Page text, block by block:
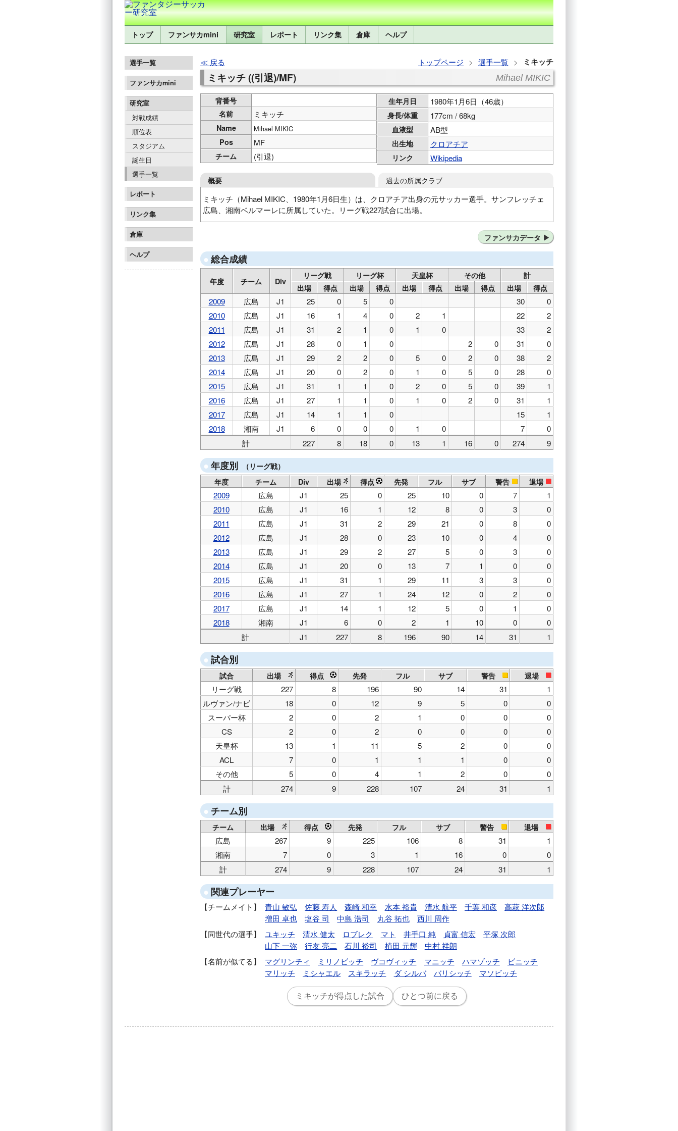
トップ ファンサカmini 研究室 レポート リンク集 倉庫 ヘルプ
選手一覧
ファンサカmini
研究室
対戦成績
順位表
スタジアム
誕生日
選手一覧
レポート
リンク集
倉庫
ヘルプ
戻る トップページ 選手一覧 ミキッチ
ミキッチ ((引退)/MF) Mihael MIKIC
背番号
名前
ミキッチ
Name Mihael MIKIC
Pos MF
チーム (引退)
生年月日 1980年1月6日（46歳）
身長/体重 177cm / 68kg
血液型 AB型
出生地 クロアチア
リンク Wikipedia
概要
ミキッチ（Mihael MIKIC、1980年1月6日生）は、クロアチア出身の元サッカー選手。サンフレッチェ
広島、湘南ベルマーレに所属していた。リーグ戦227試合に出場。
過去の所属クラブ
ディナモ ザグレブ（クロアチア）
サンフレッチェ広島
湘南ベルマーレ
ファンサカデータ
総合成績
年度 チーム Div
リーグ戦 リーグ杯 天皇杯 その他
計
出場
得点 出場 得点 出場 得点 出場 得点 出場 得点
2009 広島 J1 25 0 5 0 30
0
2010
広島 J1 16 1 4 0 2 1 22
2
2011
広島 J1 31 2 1 0 1 0 33
2
2012
広島 J1 28 0 1 0 2 0 31
0
2013
広島 J1 29 2 2 0 5 0 2 0 38
2
2014
広島 J1 20 0 2 0 1 0 5 0 28
0
2015
広島 J1 31 1 1 0 2 0 5 0 39
1
2016
広島 J1 27 1 1 0 1 0 2 0 31
1
2017
広島 J1 14 1 1 0 15
1
2018
湘南 J1 6 0 0 0 1 0 7
0
計
227 8 18 0 13 1 16 0 274 9
年度別
（リーグ戦）
年度
チーム Div 出場 得点 先発 フル サブ 警告 退場
2009 広島 J1 25 0 25 10 0 7
1
2010
広島 J1 16 1 12 8 0 3
0
2011
広島 J1 31 2 29 21 0 8
0
2012
広島 J1 28 0 23 10 0 4
0
2013
広島 J1 29 2 27 5 0 3
0
2014
広島 J1 20 0 13 7 1 0
0
2015
広島 J1 31 1 29 11 3 3
0
2016
広島 J1 27 1 24 12 0 2
0
2017
広島 J1 14 1 12 5 0 1
0
2018
湘南 J1 6 0 2 1 10 0
0
計
J1 227 8 196 90 14 31 1
試合別
試合 出場 得点 先発 フル サブ 警告 退場
リーグ戦 227 8 196 90 14 31
1
ルヴァン/ナビ
18 0 12 9 5 0
0
スーパー杯
2 0 2 1 0 0
0
CS
2 0 2 0 0 0
0
天皇杯
13 1 11 5 2 0
0
ACL
7 0 1 1 1 0
0
その他
5 0 4 1 2 0
0
計
274 9 228 107 24 31 1
チーム別
チーム 出場 得点 先発 フル サブ 警告 退場
広島 267 9 225 106 8 31
1
湘南
7 0 3 1 16 0
0
計
274 9 228 107 24 31 1
関連プレーヤー
チームメイト 青山 敏弘 佐藤 寿人 森崎 和幸 水本 裕貴 清水 航平 千葉 和彦
高萩 洋次郎
増田 卓也
塩谷 司 中島 浩司 丸谷 拓也
西川 周作
同世代の選手
ユキッチ 清水 健太 ロブレク マト 井手口 純 貞富 信宏
平塚 次郎
山下 一弥
行友 亮二 石川 裕司 植田 元輝
中村 祥朗
名前が似てる
マグリンチィ ミリノビッチ ヴコヴィッチ マニッチ ハマゾッチ
ビニッチ
マリッチ
ミシャエル スキラッチ ダ シルバ バリシッチ マソビッチ
ミキッチが得点した試合 ひとつ前に戻る